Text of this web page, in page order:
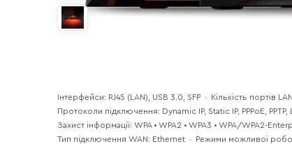
Інтерфейси: RJ45 (LAN), USB 3.0, SFP Кількість портів
Протоколи підключення: Dynamic IP, Static IP, PPPoE, PPTP,
Захист інформації: WPA • WPA2 • WPA3 • WPA/WPA2-
Тип підключення WAN: Ethernet
Режими можливої